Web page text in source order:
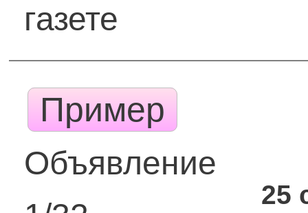
газете
Пример
Объявление
25